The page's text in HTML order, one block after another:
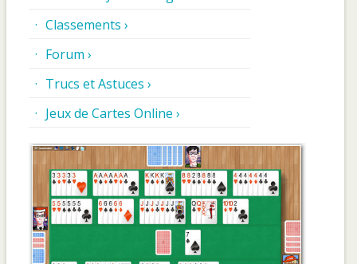
Classements ›
Forum ›
Trucs et Astuces ›
Jeux de Cartes Online ›